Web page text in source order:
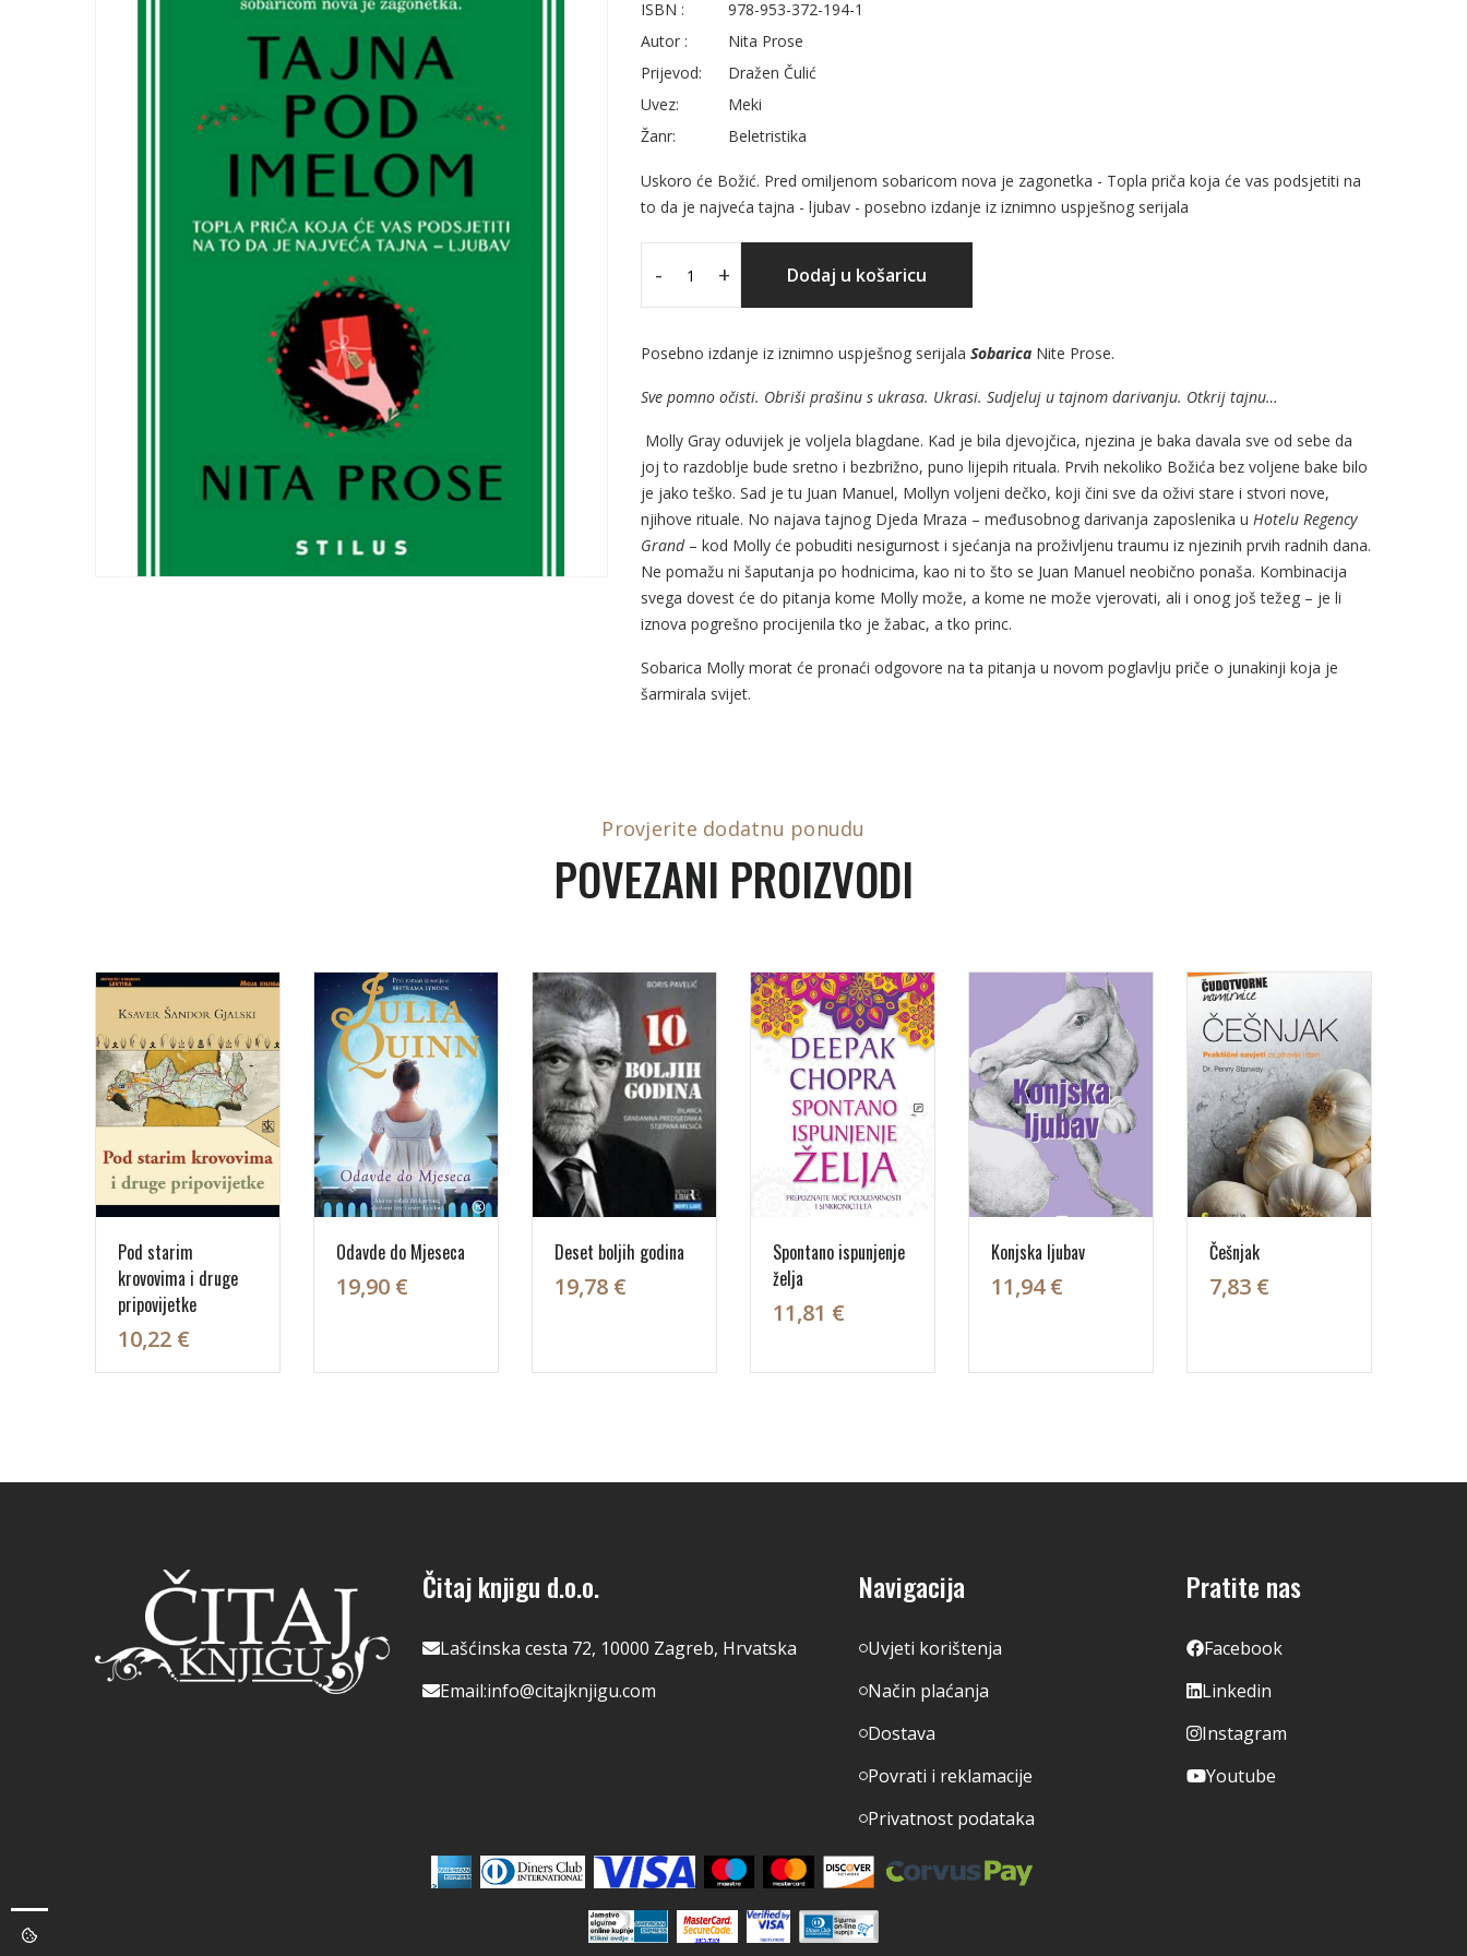
ISBN :
978-953-372-194-1
Autor :
Nita Prose
Prijevod:
Dražen Čulić
Uvez:
Meki
Žanr:
Beletristika
Uskoro će Božić. Pred omiljenom sobaricom nova je zagonetka - Topla priča koja će vas podsjetiti na
to da je najveća tajna - ljubav - posebno izdanje iz iznimno uspješnog serijala
- + Dodaj u košaricu
Posebno izdanje iz iznimno uspješnog serijala Sobarica Nite Prose.
Sve pomno očisti. Obriši prašinu s ukrasa. Ukrasi. Sudjeluj u tajnom darivanju. Otkrij tajnu…
Molly Gray oduvijek je voljela blagdane. Kad je bila djevojčica, njezina je baka davala sve od sebe da
joj to razdoblje bude sretno i bezbrižno, puno lijepih rituala. Prvih nekoliko Božića bez voljene bake bilo
je jako teško. Sad je tu Juan Manuel, Mollyn voljeni dečko, koji čini sve da oživi stare i stvori nove,
njihove rituale. No najava tajnog Djeda Mraza – međusobnog darivanja zaposlenika u Hotelu Regency
Grand– kod Molly će pobuditi nesigurnost i sjećanja na proživljenu traumu iz njezinih prvih radnih dana.
Ne pomažu ni šaputanja po hodnicima, kao ni to što se Juan Manuel neobično ponaša. Kombinacija
svega dovest će do pitanja kome Molly može, a kome ne može vjerovati, ali i onog još težeg – je li
iznova pogrešno procijenila tko je žabac, a tko princ.
Sobarica Molly morat će pronaći odgovore na ta pitanja u novom poglavlju priče o junakinji koja je
šarmirala svijet.
Provjerite dodatnu ponudu
POVEZANI PROIZVODI
Pod starim
krovovima i druge
pripovijetke
10,22 €
Odavde do Mjeseca
19,90 €
Deset boljih godina
19,78 €
Spontano ispunjenje
želja
11,81 €
Konjska ljubav
11,94 €
Češnjak
7,83 €
Čitaj knjigu d.o.o.
Lašćinska cesta 72, 10000 Zagreb, Hrvatska
Email:info@citajknjigu.com
Navigacija
Uvjeti korištenja
Način plaćanja
Dostava
Povrati i reklamacije
Privatnost podataka
Pratite nas
Facebook
Linkedin
Instagram
Youtube